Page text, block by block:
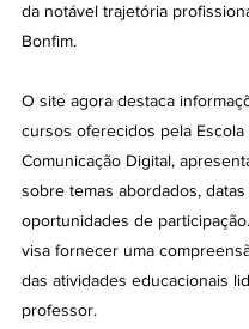
da notável trajetória
Bonfim.
O site agora destaca
cursos oferecidos pela Escola
Comunicação Digital,
sobre temas abordados,
oportunidades de
visa fornecer uma
das atividades educacionais
professor.